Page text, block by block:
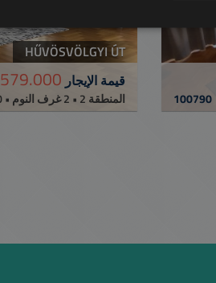
100790
HŰVÖSVÖLGYI ÚT
قيمة الإيجار 579.000 HUF
المنطقة 2 • 2 غرف النوم • 90 m